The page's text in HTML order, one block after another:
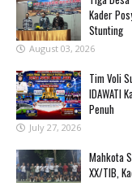
Kader
Stunting
August 03, 2026
Tim Voli
IDAWATI
Penuh
July 27, 2026
Mahkota
XX/TIB,